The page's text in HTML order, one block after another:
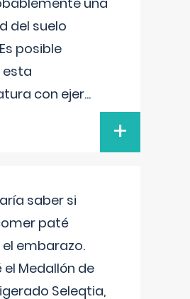
del suelo
posible
esta
con ejer...
+
saber si
paté
embarazo.
Medallón de
Seleqtia,